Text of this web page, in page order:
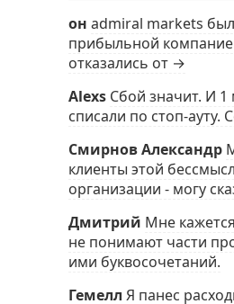
он admiral markets
прибыльной
отказались от →
Alexs Сбой значит. И 1
списали по стоп-ауту.
Смирнов Александр
клиенты этой
организации - могу
Дмитрий Мне
не понимают части
ими буквосочетаний.
Гемелл Я панес